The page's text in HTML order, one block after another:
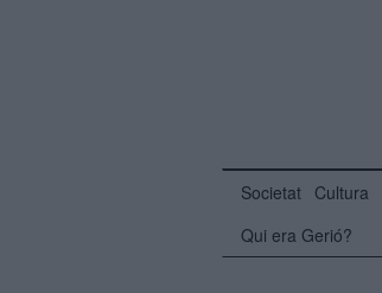
Societat Cultura
Qui era Gerió?